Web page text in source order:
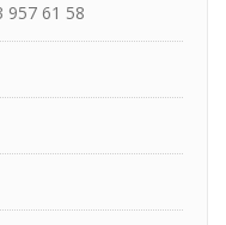
957 61 58